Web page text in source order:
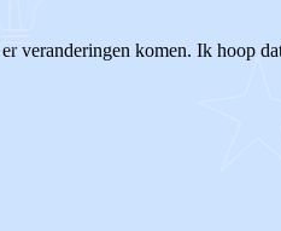
veranderingen komen. Ik hoop